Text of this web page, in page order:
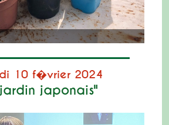
10 f�vrier 2024
japonais"